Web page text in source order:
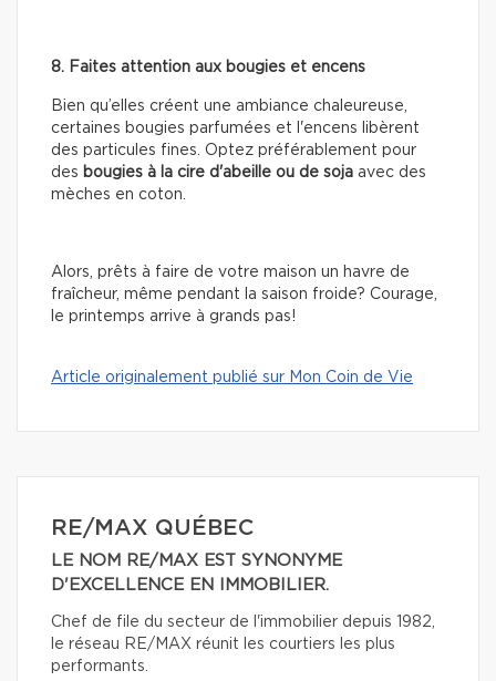
8. Faites attention aux bougies et encens
Bien qu’elles créent une ambiance chaleureuse,
certaines bougies parfumées et l'encens libèrent
des particules fines. Optez préférablement pour
des bougies à la cire d'abeille ou de soja avec des
mèches en coton.
Alors, prêts à faire de votre maison un havre de
fraîcheur, même pendant la saison froide? Courage,
le printemps arrive à grands pas!
Article originalement publié sur Mon Coin de Vie
RE/MAX QUÉBEC
LE NOM RE/MAX EST SYNONYME
D'EXCELLENCE EN IMMOBILIER.
Chef de file du secteur de l'immobilier depuis 1982,
le réseau RE/MAX réunit les courtiers les plus
performants.